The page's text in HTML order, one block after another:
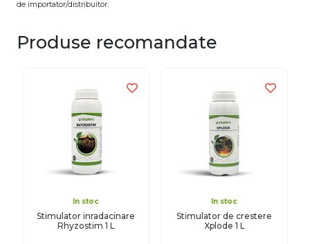
de importator/distribuitor.
Produse recomandate
In stoc
Stimulator inradacinare
Rhyzostim 1 L
In stoc
Stimulator de crestere
Xplode 1 L